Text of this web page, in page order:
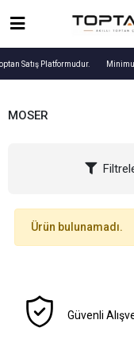
Satış Platformudur.
MOSER
Ürün bulunamadı.
Güvenli